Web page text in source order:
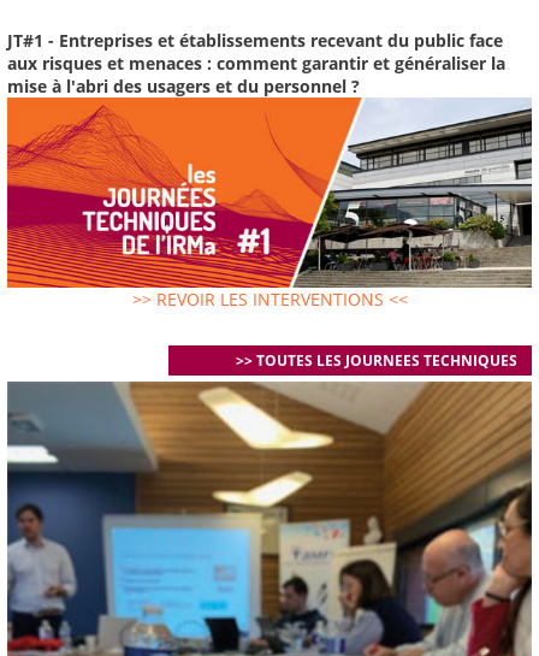
JT#1 - Entreprises et établissements recevant du public face
aux risques et menaces : comment garantir et généraliser la
mise à l'abri des usagers et du personnel ?
>> REVOIR LES INTERVENTIONS <<
>> TOUTES LES JOURNEES TECHNIQUES